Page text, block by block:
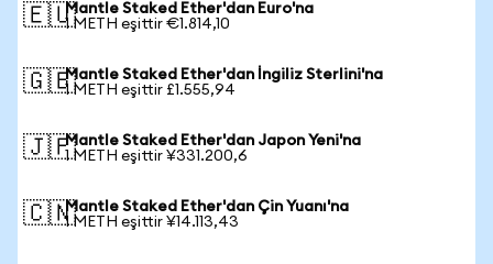
🇪🇺Mantle Staked Ether'dan Euro'na
1 METH eşittir €1.814,10
🇬🇧Mantle Staked Ether'dan İngiliz Sterlini'na
1 METH eşittir £1.555,94
🇯🇵Mantle Staked Ether'dan Japon Yeni'na
1 METH eşittir ¥331.200,6
🇨🇳Mantle Staked Ether'dan Çin Yuanı'na
1 METH eşittir ¥14.113,43